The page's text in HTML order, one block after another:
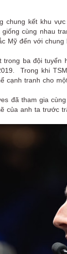
chung kết khu
cùng nhau
Mỹ đến với
ba đội tuyển
Trong khi
cạnh tranh cho
đã tham gia
của anh ta trước